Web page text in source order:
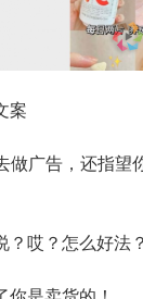
案
做广告，还指望
？哎？怎么好法？